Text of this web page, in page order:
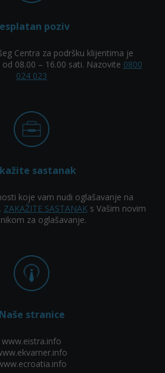
poziv
Centra za podršku klijentima je
08.00 – 16.00 sati. Nazovite 0800
024 023
sastanak
koje vam nudi oglašavanje na
ZAKAŽITE SASTANAKs Vašim novim
za oglašavanje.
Naše stranice
www.eistra.info